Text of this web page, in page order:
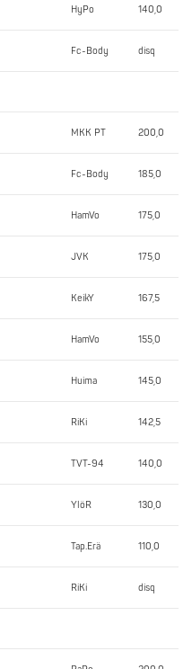
HyPo 140,0
Fc-Body disq
MKK PT 200,0
Fc-Body 185,0
HamVo 175,0
JVK 175,0
KeikY 167,5
HamVo 155,0
Huima 145,0
RiKi 142,5
TVT-94 140,0
YlöR 130,0
Tap.Erä 110,0
RiKi disq